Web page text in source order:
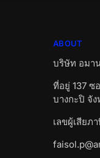
ABOUT
บริษัท อมา
ที่อยู่ 137 ซ
บางกะปิ จั
เลขผู้เสียภ